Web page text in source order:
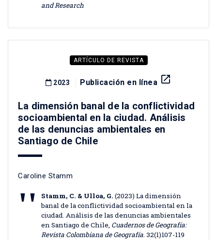
and Research
ARTÍCULO DE REVISTA
2023 Publicación en línea launch
La dimensión banal de la conflictividad
socioambiental en la ciudad. Análisis
de las denuncias ambientales en
Santiago de Chile
Caroline Stamm
Stamm, C. & Ulloa, G. (2023) La dimensión
banal de la conflictividad socioambiental en la
ciudad. Análisis de las denuncias ambientales
en Santiago de Chile, Cuadernos de Geografía:
Revista Colombiana de Geografía. 32(1)107-119